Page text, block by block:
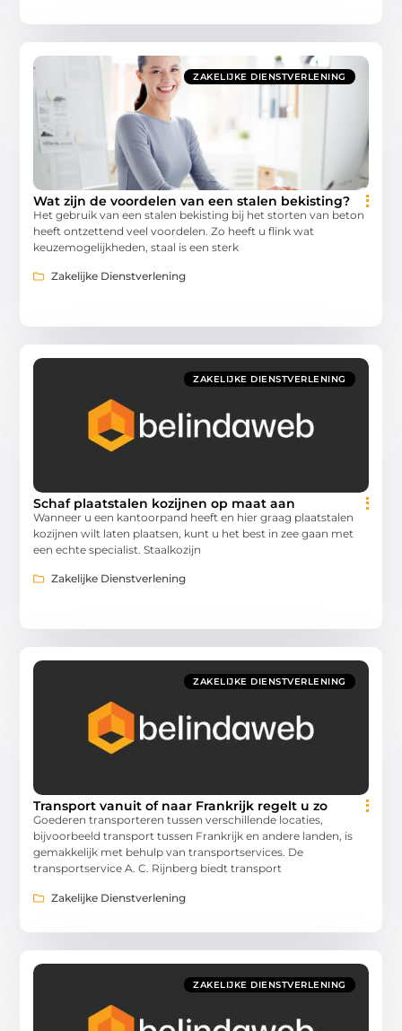
ZAKELIJKE DIENSTVERLENING
Wat zijn de voordelen van een stalen bekisting?
Het gebruik van een stalen bekisting bij het storten van beton
heeft ontzettend veel voordelen. Zo heeft u flink wat
keuzemogelijkheden, staal is een sterk
Zakelijke Dienstverlening
ZAKELIJKE DIENSTVERLENING
Schaf plaatstalen kozijnen op maat aan
Wanneer u een kantoorpand heeft en hier graag plaatstalen
kozijnen wilt laten plaatsen, kunt u het best in zee gaan met
een echte specialist. Staalkozijn
Zakelijke Dienstverlening
ZAKELIJKE DIENSTVERLENING
Transport vanuit of naar Frankrijk regelt u zo
Goederen transporteren tussen verschillende locaties,
bijvoorbeeld transport tussen Frankrijk en andere landen, is
gemakkelijk met behulp van transportservices. De
transportservice A. C. Rijnberg biedt transport
Zakelijke Dienstverlening
ZAKELIJKE DIENSTVERLENING